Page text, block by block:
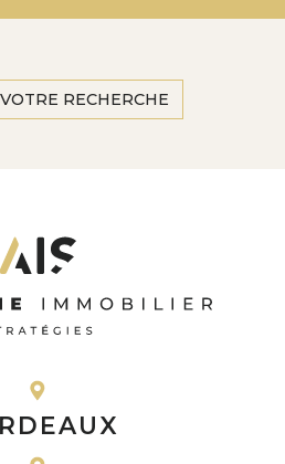
RECHERCHE